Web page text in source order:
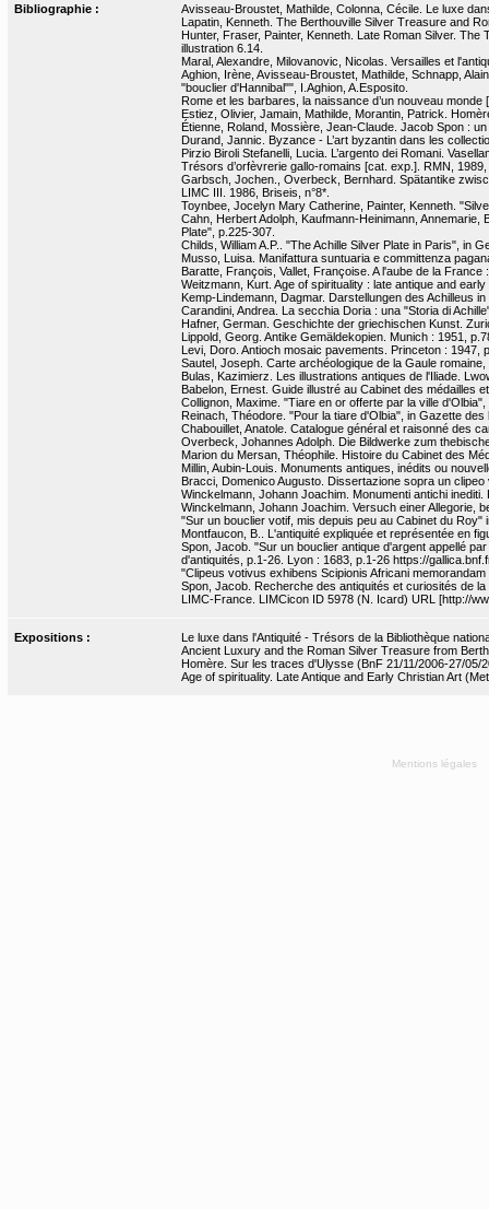
Bibliographie :
Avisseau-Broustet, Mathilde, Colonna, Cécile. Le luxe
Lapatin, Kenneth. The Berthouville Silver Treasure and
Hunter, Fraser, Painter, Kenneth. Late Roman Silver.
illustration 6.14.
Maral, Alexandre, Milovanovic, Nicolas. Versailles et
Aghion, Irène, Avisseau-Broustet, Mathilde, Schnapp,
"bouclier d'Hannibal"", I.Aghion, A.Esposito.
Rome et les barbares, la naissance d’un nouveau
Estiez, Olivier, Jamain, Mathilde, Morantin, Patrick.
Étienne, Roland, Mossière, Jean-Claude. Jacob Spon :
Durand, Jannic. Byzance - L’art byzantin dans les
Pirzio Biroli Stefanelli, Lucia. L’argento dei Romani.
Trésors d’orfèvrerie gallo-romains [cat. exp.]. RMN, 1989,
Garbsch, Jochen., Overbeck, Bernhard. Spätantike
LIMC III. 1986, Briseis, n°8*.
Toynbee, Jocelyn Mary Catherine, Painter, Kenneth.
Cahn, Herbert Adolph, Kaufmann-Heinimann,
Plate", p.225-307.
Childs, William A.P.. "The Achille Silver Plate in Paris", in
Musso, Luisa. Manifattura suntuaria e committenza
Baratte, François, Vallet, Françoise. A l'aube de la
Weitzmann, Kurt. Age of spirituality : late antique and
Kemp-Lindemann, Dagmar. Darstellungen des Achilleus
Carandini, Andrea. La secchia Doria : una "Storia di
Hafner, German. Geschichte der griechischen Kunst.
Lippold, Georg. Antike Gemäldekopien. Munich : 1951,
Levi, Doro. Antioch mosaic pavements. Princeton : 1947,
Sautel, Joseph. Carte archéologique de la Gaule
Bulas, Kazimierz. Les illustrations antiques de l'Iliade.
Babelon, Ernest. Guide illustré au Cabinet des médailles
Collignon, Maxime. "Tiare en or offerte par la ville
Reinach, Théodore. "Pour la tiare d'Olbia", in Gazette
Chabouillet, Anatole. Catalogue général et raisonné des
Overbeck, Johannes Adolph. Die Bildwerke zum
Marion du Mersan, Théophile. Histoire du Cabinet des
Millin, Aubin-Louis. Monuments antiques, inédits ou
Bracci, Domenico Augusto. Dissertazione sopra un
Winckelmann, Johann Joachim. Monumenti antichi inediti.
Winckelmann, Johann Joachim. Versuch einer Allegorie,
"Sur un bouclier votif, mis depuis peu au Cabinet du
Montfaucon, B.. L'antiquité expliquée et représentée en
Spon, Jacob. "Sur un bouclier antique d'argent appellé
d'antiquités, p.1-26. Lyon : 1683, p.1-26 https://
"Clipeus votivus exhibens Scipionis Africani
Spon, Jacob. Recherche des antiquités et curiosités de
LIMC-France. LIMCicon ID 5978 (N. Icard) URL [http://
Expositions :
Le luxe dans l'Antiquité - Trésors de la Bibliothèque
Ancient Luxury and the Roman Silver Treasure from
Homère. Sur les traces d'Ulysse (BnF 21/11/2006-27/05/
Age of spirituality. Late Antique and Early Christian Art
Mentions légales